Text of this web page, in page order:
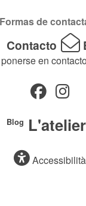
Formas de
Contacto
en contacto
Blog L'atelier
Accessibilità